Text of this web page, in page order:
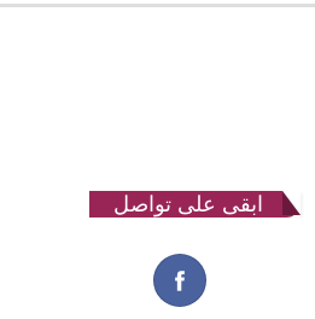
ابقى على تواصل